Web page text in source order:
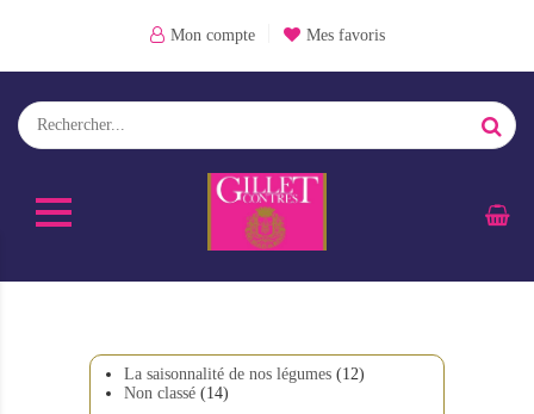
Mon compte Mes favoris
La saisonnalité de nos légumes(12)
Non classé(14)